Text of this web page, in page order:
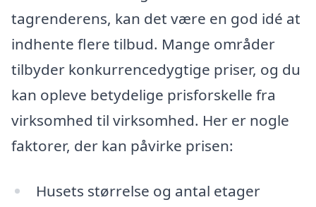
tagrenderens, kan det være en god idé at
indhente flere tilbud. Mange områder
tilbyder konkurrencedygtige priser, og du
kan opleve betydelige prisforskelle fra
virksomhed til virksomhed. Her er nogle
faktorer, der kan påvirke prisen:
Husets størrelse og antal etager